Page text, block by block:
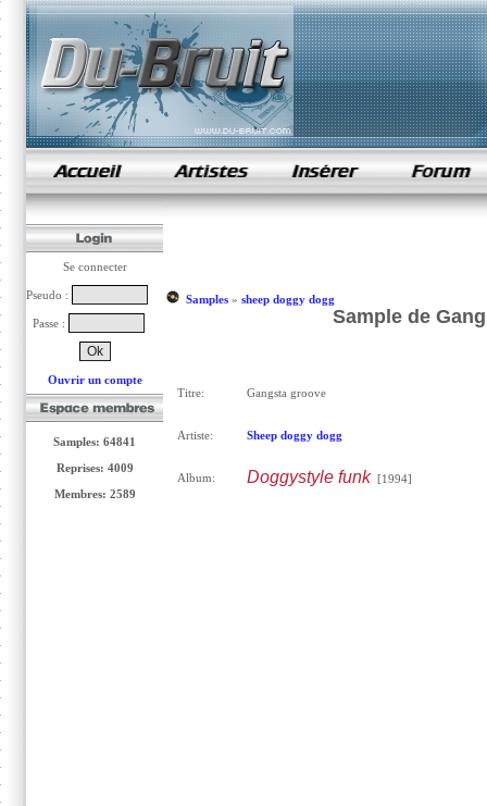
samples de rap
Se connecter
Pseudo :
Passe :
Ouvrir un compte
Samples: 64841
Reprises: 4009
Membres: 2589
Samples» sheep doggy dogg
Sample de
Titre: Gangsta groove
Artiste: Sheep doggy dogg
Album: Doggystyle funk[1994]